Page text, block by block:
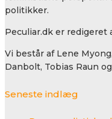
politikker.
Peculiar.dk er
Vi består af Lene
Danbolt, Tobias Raun
Seneste indlæg